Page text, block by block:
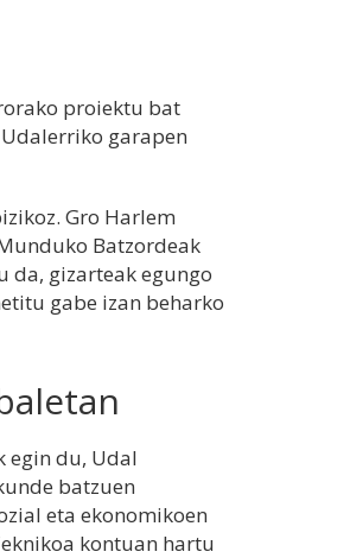
proiektu bat
garapen
Gro Harlem
Batzordeak
da, gizarteak egungo
gabe izan beharko
egin du, Udal
batzuen
eta ekonomikoen
kontuan hartu